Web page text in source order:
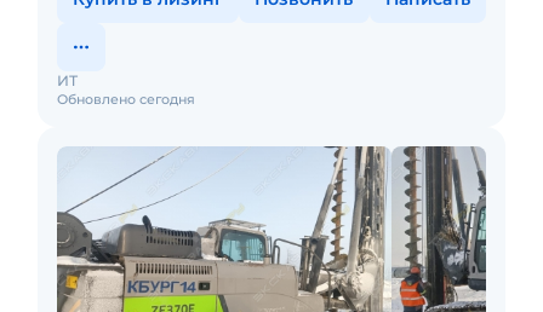
Обновлено сегодня
ИТ